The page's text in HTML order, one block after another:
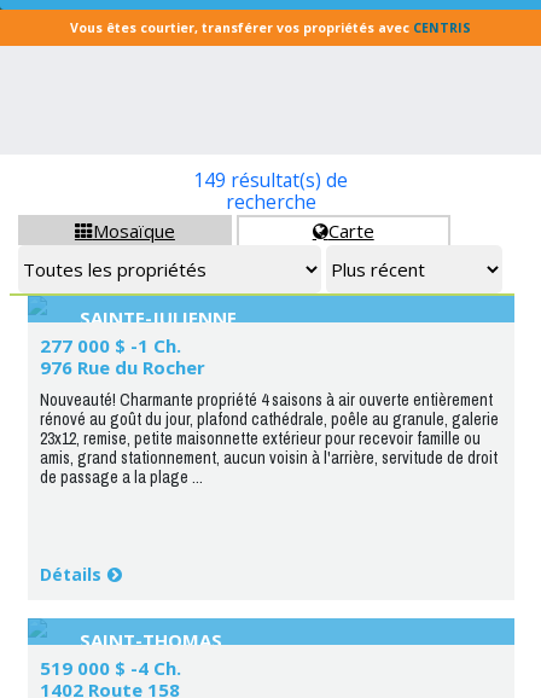
Vous êtes courtier, transférer vos propriétés avec CENTRIS
Mosaïque Carte
149 résultat(s) de
recherche
SAINTE-JULIENNE
277 000 $ -1 Ch.
976 Rue du Rocher
Nouveauté! Charmante propriété 4 saisons à air ouverte entièrement
rénové au goût du jour, plafond cathédrale, poêle au granule, galerie
23x12, remise, petite maisonnette extérieur pour recevoir famille ou
amis, grand stationnement, aucun voisin à l'arrière, servitude de droit
de passage a la plage ...
Détails
SAINT-THOMAS
519 000 $ -4 Ch.
1402 Route 158